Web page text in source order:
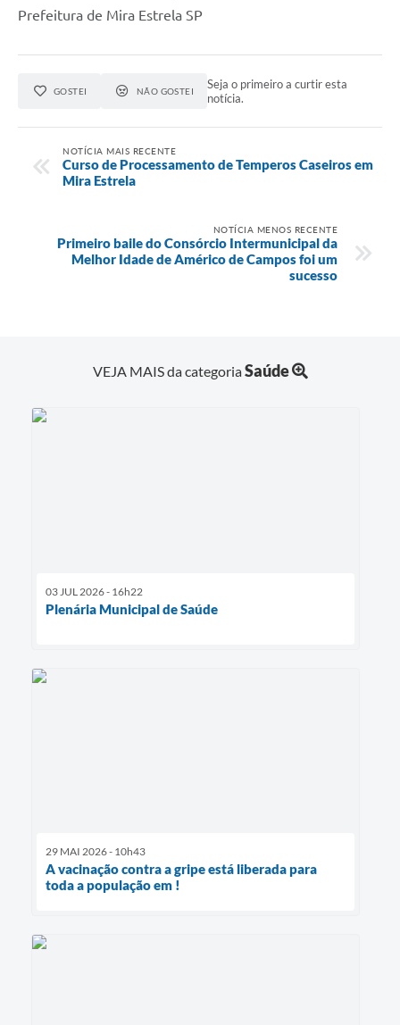
Prefeitura de Mira Estrela SP
GOSTEI NÃO GOSTEI
Seja o primeiro a curtir esta
notícia.
NOTÍCIA MAIS RECENTE
Curso de Processamento de Temperos Caseiros em
Mira Estrela
NOTÍCIA MENOS RECENTE
Primeiro baile do Consórcio Intermunicipal da
Melhor Idade de Américo de Campos foi um
sucesso
VEJA MAIS da categoriaSaúde
03 JUL 2026 - 16h22
Plenária Municipal de Saúde
29 MAI 2026 - 10h43
A vacinação contra a gripe está liberada para
toda a população em !